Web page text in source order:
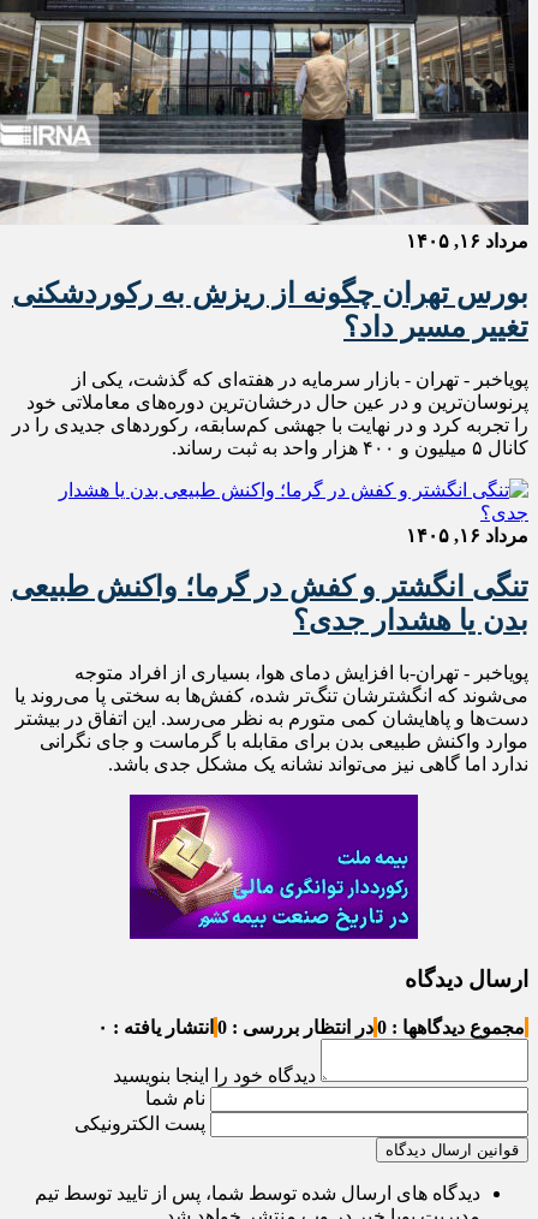
مرداد ۱۶, ۱۴۰۵
بورس تهران چگونه از ریزش به رکوردشکنی
تغییر مسیر داد؟
پویاخبر - تهران - بازار سرمایه در هفته‌ای که گذشت، یکی از
پرنوسان‌ترین و در عین حال درخشان‌ترین دوره‌های معاملاتی خود
را تجربه کرد و در نهایت با جهشی کم‌سابقه، رکوردهای جدیدی را در
کانال ۵ میلیون و ۴۰۰ هزار واحد به ثبت رساند.
مرداد ۱۶, ۱۴۰۵
تنگی انگشتر و کفش در گرما؛ واکنش طبیعی
بدن یا هشدار جدی؟
پویاخبر - تهران-با افزایش دمای هوا، بسیاری از افراد متوجه
می‌شوند که انگشترشان تنگ‌تر شده، کفش‌ها به سختی پا می‌روند یا
دست‌ها و پاهایشان کمی متورم به نظر می‌رسد. این اتفاق در بیشتر
موارد واکنش طبیعی بدن برای مقابله با گرماست و جای نگرانی
ندارد اما گاهی نیز می‌تواند نشانه یک مشکل جدی باشد.
ارسال دیدگاه
مجموع دیدگاهها : 0 در انتظار بررسی : 0 انتشار یافته : ۰
دیدگاه خود را اینجا بنویسید
نام شما
پست الکترونیکی
قوانین ارسال دیدگاه
دیدگاه های ارسال شده توسط شما، پس از تایید توسط تیم